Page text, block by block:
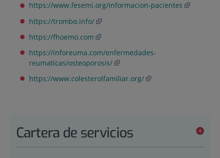
https://www.fesemi.org/informacion-pacientes
https://trombo.info/
https://fhoemo.com
https://inforeuma.com/enfermedades-
reumaticas/osteoporosis/
https://www.colesterolfamiliar.org/
Cartera de servicios